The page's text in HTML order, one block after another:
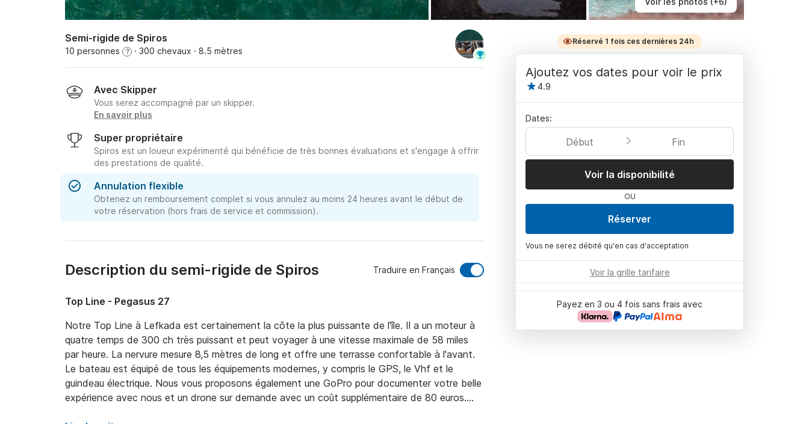
Semi-rigide de Spiros
10 personnes ? · 300 chevaux · 8.5 mètres
Avec Skipper
Vous serez accompagné par un skipper.
En savoir plus
Super propriétaire
Spiros est un loueur expérimenté qui bénéficie de très bonnes évaluations et s'engage à offrir
des prestations de qualité.
Annulation flexible
Obtenez un remboursement complet si vous annulez au moins 24 heures avant le début de
votre réservation (hors frais de service et commission).
Description du semi-rigide de Spiros Traduire en Français
Top Line - Pegasus 27
Notre Top Line à Lefkada est certainement la côte la plus puissante de l'île. Il a un moteur à
quatre temps de 300 ch très puissant et peut voyager à une vitesse maximale de 58 miles
par heure. La nervure mesure 8,5 mètres de long et offre une terrasse confortable à l'avant.
Le bateau est équipé de tous les équipements modernes, y compris le GPS, le Vhf et le
guindeau électrique. Nous vous proposons également une GoPro pour documenter votre belle
expérience avec nous et un drone sur demande avec un coût supplémentaire de 80 euros.
Réservé 1 fois ces dernières 24h
Ajoutez vos dates pour voir le prix
4.9
Dates:
Début Fin
Voir la disponibilité
OU
Réserver
Vous ne serez débité qu'en cas d'acceptation
Voir la grille tarifaire
Payez en 3 ou 4 fois sans frais avec